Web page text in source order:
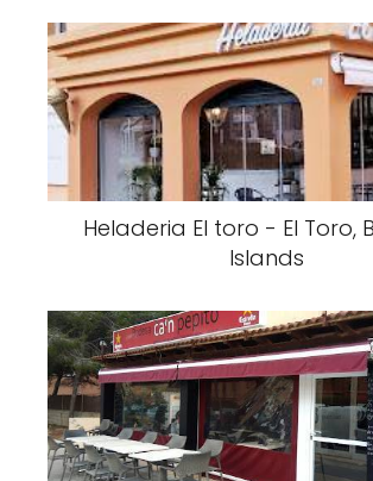
Heladeria El toro - El Toro,
Islands